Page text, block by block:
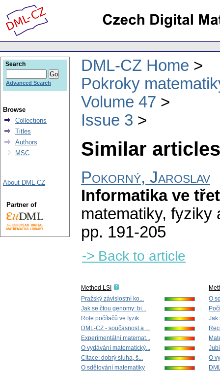
DML-CZ Home
Pokroky
Volume 47
Issue 3
Similar
Pokorný, Jaroslav
Informatika ve
matematiky, fyziky
pp. 191-205
-> Back to article
Method LSI
Pražský závislostní ko...
Jak se čtou genomy: bi...
Role počítačů ve fyzik...
DML-CZ - současnost a ...
Experimentální matemat...
O vydávání matematický...
Citace: dobrý sluha, š...
O sdělování matematiky
O
Jak
O
Search
Advanced Search
Browse
Collections
Titles
Authors
MSC
About DML-CZ
Partner of